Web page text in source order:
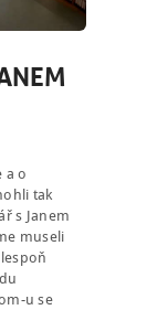
a o
tak
s Janem
museli
u se